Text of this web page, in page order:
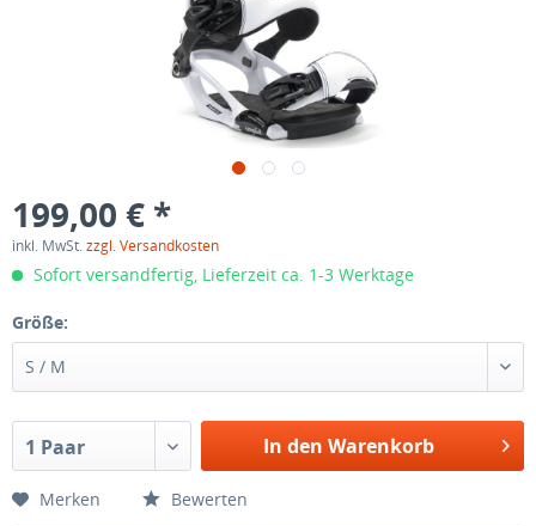
199,00 € *
inkl. MwSt.zzgl. Versandkosten
Sofort versandfertig, Lieferzeit ca. 1-3 Werktage
Größe:
S / M
1 Paar In den Warenkorb
Merken Bewerten